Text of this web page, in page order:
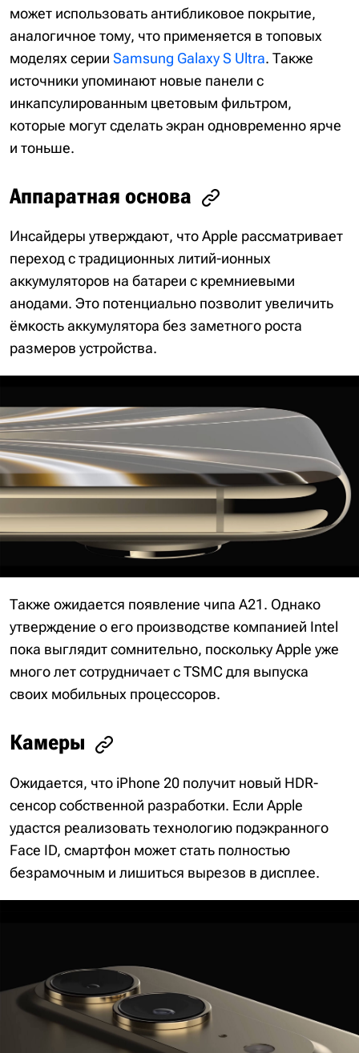
может использовать антибликовое покрытие,
аналогичное тому, что применяется в топовых
моделях серии Samsung Galaxy S Ultra. Также
источники упоминают новые панели с
инкапсулированным цветовым фильтром,
которые могут сделать экран одновременно ярче
и тоньше.
Аппаратная основа
Инсайдеры утверждают, что Apple рассматривает
переход с традиционных литий-ионных
аккумуляторов на батареи с кремниевыми
анодами. Это потенциально позволит увеличить
ёмкость аккумулятора без заметного роста
размеров устройства.
Также ожидается появление чипа A21. Однако
утверждение о его производстве компанией Intel
пока выглядит сомнительно, поскольку Apple уже
много лет сотрудничает с TSMC для выпуска
своих мобильных процессоров.
Камеры
Ожидается, что iPhone 20 получит новый HDR-
сенсор собственной разработки. Если Apple
удастся реализовать технологию подэкранного
Face ID, смартфон может стать полностью
безрамочным и лишиться вырезов в дисплее.